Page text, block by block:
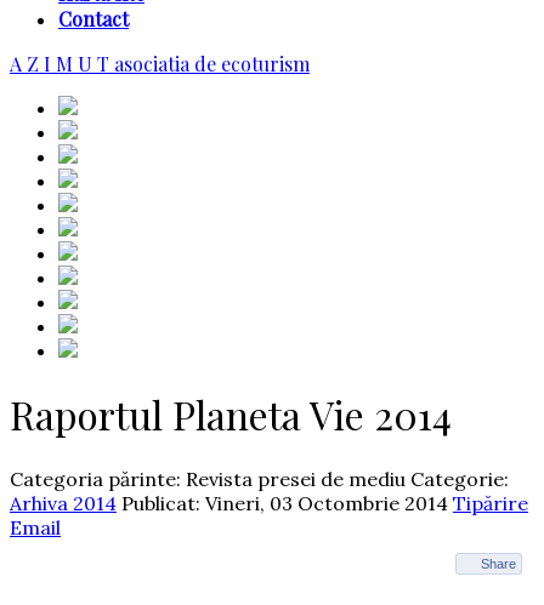
Contact
A Z I M U T asociatia de ecoturism
Raportul Planeta Vie 2014
Categoria părinte: Revista presei de mediu Categorie:
Arhiva 2014 Publicat: Vineri, 03 Octombrie 2014 Tipărire
Email
Share